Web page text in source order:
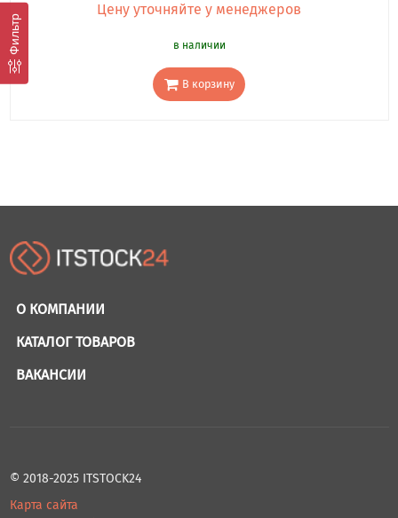
Фильтр
Цену уточняйте у менеджеров
в наличии
В корзину
О КОМПАНИИ
КАТАЛОГ ТОВАРОВ
ВАКАНСИИ
© 2018-2025 ITSTOCK24
Карта сайта